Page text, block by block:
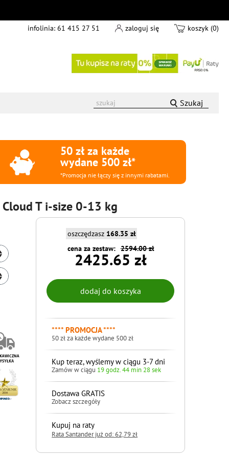
infolinia: 61 415 27 51 zaloguj się koszyk (0)
Szukaj
50 zł za każde
wydane 500 zł*
*Promocja nie łączy się z innymi rabatami.
Cloud T i-size 0-13 kg
oszczędzasz 168.35 zł
2594.00 zł
cena za zestaw:
2425.65 zł
**** PROMOCJA ****
50 zł za każde wydane 500 zł
Kup teraz, wyślemy w ciągu 3-7 dni
Zamów w ciągu 19 godz. 44 min 26 sek
Dostawa GRATIS
Zobacz szczegóły
Kupuj na raty
Rata Santander już od: 62,79 zł